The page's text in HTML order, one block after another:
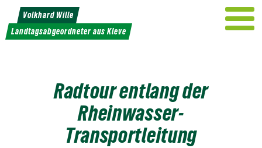
Weiter
zum
Inhalt
Volkhard Wille
Landtagsabgeordneter aus Kleve
Radtour entlang der
Rheinwasser-
Transportleitung